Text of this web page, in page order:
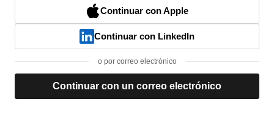
Continuar con Apple
Continuar con LinkedIn
o por correo electrónico
Continuar con un correo electrónico